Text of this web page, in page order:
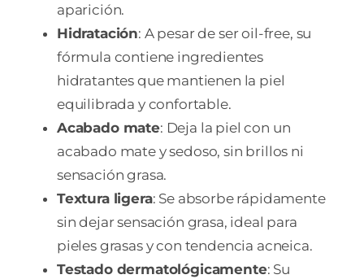
aparición.
Hidratación: A pesar de ser oil-free, su
fórmula contiene ingredientes
hidratantes que mantienen la piel
equilibrada y confortable.
Acabado mate: Deja la piel con un
acabado mate y sedoso, sin brillos ni
sensación grasa.
Textura ligera: Se absorbe rápidamente
sin dejar sensación grasa, ideal para
pieles grasas y con tendencia acneica.
Testado dermatológicamente: Su